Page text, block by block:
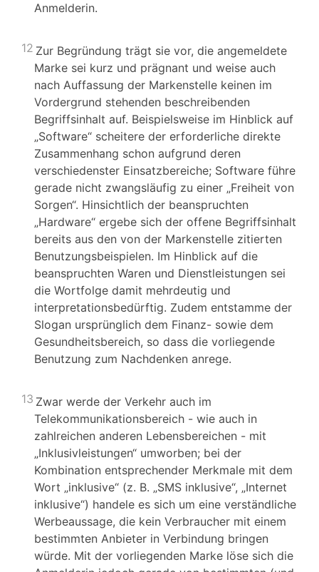
Anmelderin.
12 Zur Begründung trägt sie vor, die angemeldete
Marke sei kurz und prägnant und weise auch
nach Auffassung der Markenstelle keinen im
Vordergrund stehenden beschreibenden
Begriffsinhalt auf. Beispielsweise im Hinblick auf
„Software“ scheitere der erforderliche direkte
Zusammenhang schon aufgrund deren
verschiedenster Einsatzbereiche; Software führe
gerade nicht zwangsläufig zu einer „Freiheit von
Sorgen“. Hinsichtlich der beanspruchten
„Hardware“ ergebe sich der offene Begriffsinhalt
bereits aus den von der Markenstelle zitierten
Benutzungsbeispielen. Im Hinblick auf die
beanspruchten Waren und Dienstleistungen sei
die Wortfolge damit mehrdeutig und
interpretationsbedürftig. Zudem entstamme der
Slogan ursprünglich dem Finanz- sowie dem
Gesundheitsbereich, so dass die vorliegende
Benutzung zum Nachdenken anrege.
13 Zwar werde der Verkehr auch im
Telekommunikationsbereich - wie auch in
zahlreichen anderen Lebensbereichen - mit
„Inklusivleistungen“ umworben; bei der
Kombination entsprechender Merkmale mit dem
Wort „inklusive“ (z. B. „SMS inklusive“, „Internet
inklusive“) handele es sich um eine verständliche
Werbeaussage, die kein Verbraucher mit einem
bestimmten Anbieter in Verbindung bringen
würde. Mit der vorliegenden Marke löse sich die